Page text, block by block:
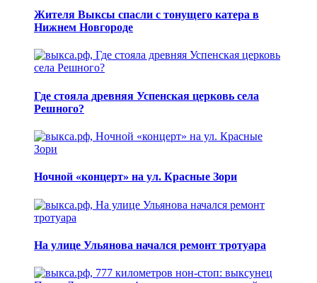
Жителя Выксы спасли с тонущего катера в
Нижнем Новгороде
Где стояла древняя Успенская церковь села
Решного?
Ночной «концерт» на ул. Красные Зори
На улице Ульянова начался ремонт тротуара